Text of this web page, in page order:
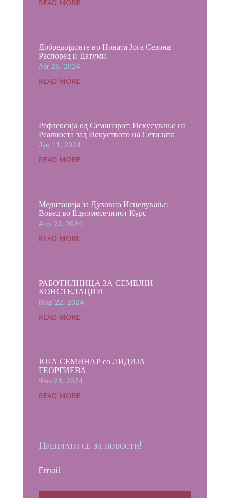
READ MORE
Добредојдовте во Новата Јога Сезона:
Распоред и Датуми
Авг 26, 2024
READ MORE
Рефлексија од Семинарот: Искусување на
Реалноста зад Искуството на Сетилата
Јун 11, 2024
READ MORE
Медитација за Духовно Исцелување:
Вовед во Едномесечниот Курс
Апр 22, 2024
READ MORE
РАБОТИЛНИЦА ЗА СЕМЕЈНИ
КОНСТЕЛАЦИИ
Мар 22, 2024
READ MORE
ЈОГА СЕМИНАР со ЛИДИЈА
ГЕОРГИЕВА
Фев 28, 2024
READ MORE
Преплати се за новости!